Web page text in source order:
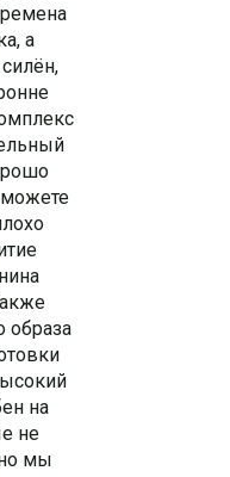
а
можете
образа
на
не
мы